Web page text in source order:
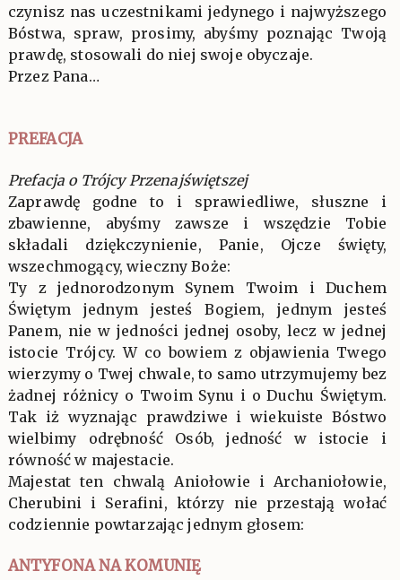
czynisz nas uczestnikami jedynego i najwyższego
Bóstwa, spraw, prosimy, abyśmy poznając Twoją
prawdę, stosowali do niej swoje obyczaje.
Przez Pana…
PREFACJA
Prefacja o Trójcy Przenajświętszej
Zaprawdę godne to i sprawiedliwe, słuszne i
zbawienne, abyśmy zawsze i wszędzie Tobie
składali dziękczynienie, Panie, Ojcze święty,
wszechmogący, wieczny Boże:
Ty z jednorodzonym Synem Twoim i Duchem
Świętym jednym jesteś Bogiem, jednym jesteś
Panem, nie w jedności jednej osoby, lecz w jednej
istocie Trójcy. W co bowiem z objawienia Twego
wierzymy o Twej chwale, to samo utrzymujemy bez
żadnej różnicy o Twoim Synu i o Duchu Świętym.
Tak iż wyznając prawdziwe i wiekuiste Bóstwo
wielbimy odrębność Osób, jedność w istocie i
równość w majestacie.
Majestat ten chwalą Aniołowie i Archaniołowie,
Cherubini i Serafini, którzy nie przestają wołać
codziennie powtarzając jednym głosem:
ANTYFONA NA KOMUNIĘ